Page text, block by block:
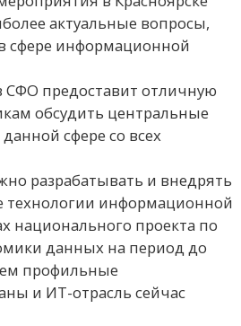
актуальные вопросы,
информационной
предоставит отличную
обсудить центральные
сфере со всех
разрабатывать и внедрять
информационной
национального проекта по
данных на период до
профильные
и ИТ-отрасль сейчас